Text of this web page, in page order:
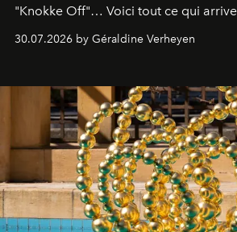
"Knokke Off"… Voici tout ce qui
plateformes de streaming en août
30.07.2026 by Géraldine Verheyen